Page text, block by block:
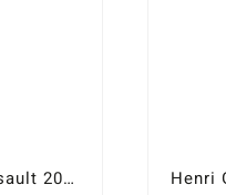
Henri Germain Meursault 2022